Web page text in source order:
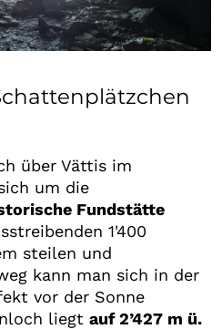
über Vättis im
um die
Fundstätte
1'400
steilen und
kann man sich in der
vor der Sonne
liegt auf 2’427 m ü.